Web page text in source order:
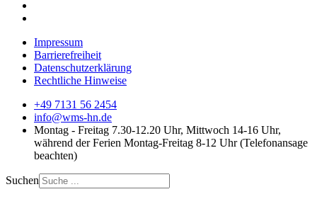
Impressum
Barrierefreiheit
Datenschutzerklärung
Rechtliche Hinweise
+49 7131 56 2454
info@wms-hn.de
Montag - Freitag 7.30-12.20 Uhr, Mittwoch 14-16 Uhr,
während der Ferien Montag-Freitag 8-12 Uhr (Telefonansage
beachten)
Suchen